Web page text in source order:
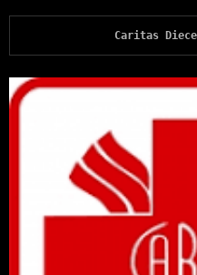
Caritas